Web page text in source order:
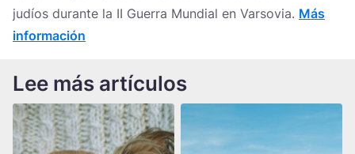
judíos durante la II Guerra Mundial en Varsovia. Más
información
Lee más artículos